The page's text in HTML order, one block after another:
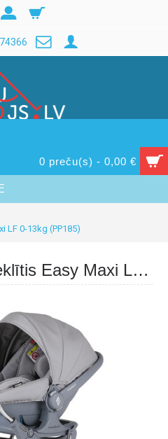
0 preču(s) - 0,00 €
LF 0-13kg (PP185)
Bebecar autosēdeklītis Easy Maxi LF 0-13kg (PP185)